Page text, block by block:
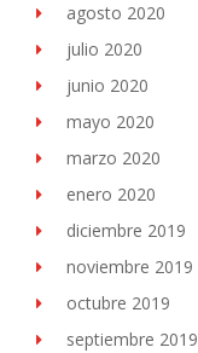
agosto 2020
julio 2020
junio 2020
mayo 2020
marzo 2020
enero 2020
diciembre 2019
noviembre 2019
octubre 2019
septiembre 2019